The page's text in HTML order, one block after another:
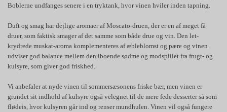
Boblerne undfanges senere i en tryktank, hvor vinen hviler inden tapning.
Duft og smag har dejlige aromaer af Moscato-druen, der er en af meget få
druer, som faktisk smager af det samme som både drue og vin. Den let-
krydrede muskat-aroma komplementeres af æbleblomst og pære og vinen
udviser god balance mellem den iboende sødme og modspillet fra frugt- og
kulsyre, som giver god friskhed.
Vi anbefaler at nyde vinen til sommersæsonens friske bær, men vinen er
grundet sit indhold af kulsyre også velegnet til de mere fede desserter så som
flødeis, hvor kulsyren går ind og renser mundhulen. Vinen vil også fungere